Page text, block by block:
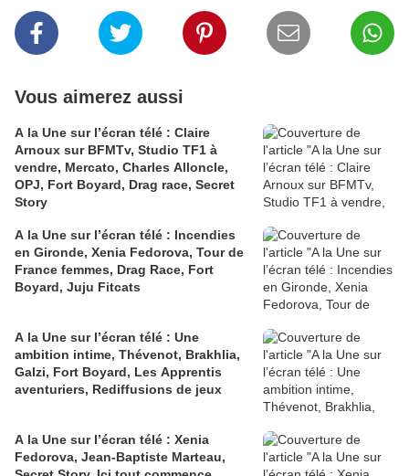
Vous aimerez aussi
A la Une sur l’écran télé : Claire
Arnoux sur BFMTv, Studio TF1 à
vendre, Mercato, Charles Alloncle,
OPJ, Fort Boyard, Drag race, Secret
Story
A la Une sur l’écran télé : Incendies
en Gironde, Xenia Fedorova, Tour de
France femmes, Drag Race, Fort
Boyard, Juju Fitcats
A la Une sur l’écran télé : Une
ambition intime, Thévenot, Brakhlia,
Galzi, Fort Boyard, Les Apprentis
aventuriers, Rediffusions de jeux
A la Une sur l’écran télé : Xenia
Fedorova, Jean-Baptiste Marteau,